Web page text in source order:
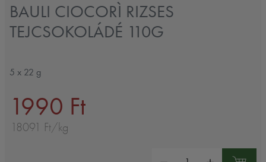
BAULI CIOCORÌ RIZSES
TEJCSOKOLÁDÉ 110G
5 x 22 g
1990 Ft
18091 Ft/kg